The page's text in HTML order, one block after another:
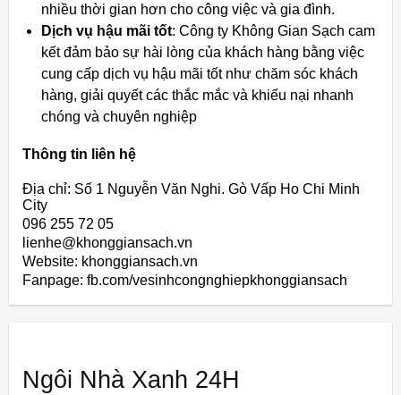
nhiều thời gian hơn cho công việc và gia đình.
Dịch vụ hậu mãi tốt: Công ty Không Gian Sạch cam
kết đảm bảo sự hài lòng của khách hàng bằng việc
cung cấp dịch vụ hậu mãi tốt như chăm sóc khách
hàng, giải quyết các thắc mắc và khiếu nại nhanh
chóng và chuyên nghiệp
Thông tin liên hệ
Địa chỉ: Số 1 Nguyễn Văn Nghi. Gò Vấp Ho Chi Minh
City
096 255 72 05
lienhe@khonggiansach.vn
Website: khonggiansach.vn
Fanpage: fb.com/vesinhcongnghiepkhonggiansach
Ngôi Nhà Xanh 24H